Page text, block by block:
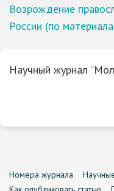
Возрождение
России (по
Научный журнал
Номера журнала